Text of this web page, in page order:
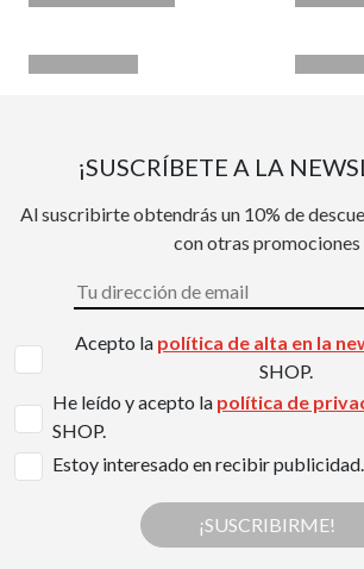
¡SUSCRÍBETE A LA
Al suscribirte obtendrás un 10% de
con otras promociones
Acepto la política de alta en la
SHOP.
He leído y acepto la política de
SHOP.
Estoy interesado en recibir publicidad.
¡SUSCRIBIRME!